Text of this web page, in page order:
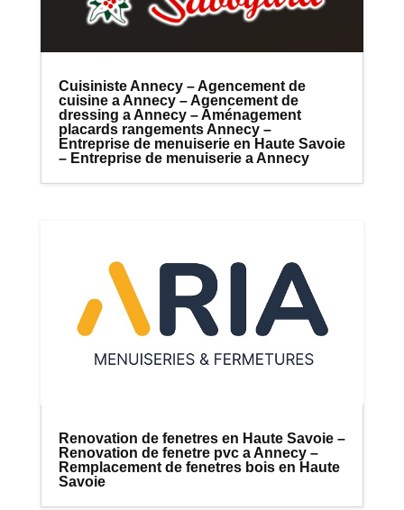
Cuisiniste Annecy – Agencement de
cuisine a Annecy – Agencement de
dressing a Annecy – Aménagement
placards rangements Annecy –
Entreprise de menuiserie en Haute Savoie
– Entreprise de menuiserie a Annecy
Renovation de fenetres en Haute Savoie –
Renovation de fenetre pvc a Annecy –
Remplacement de fenetres bois en Haute
Savoie